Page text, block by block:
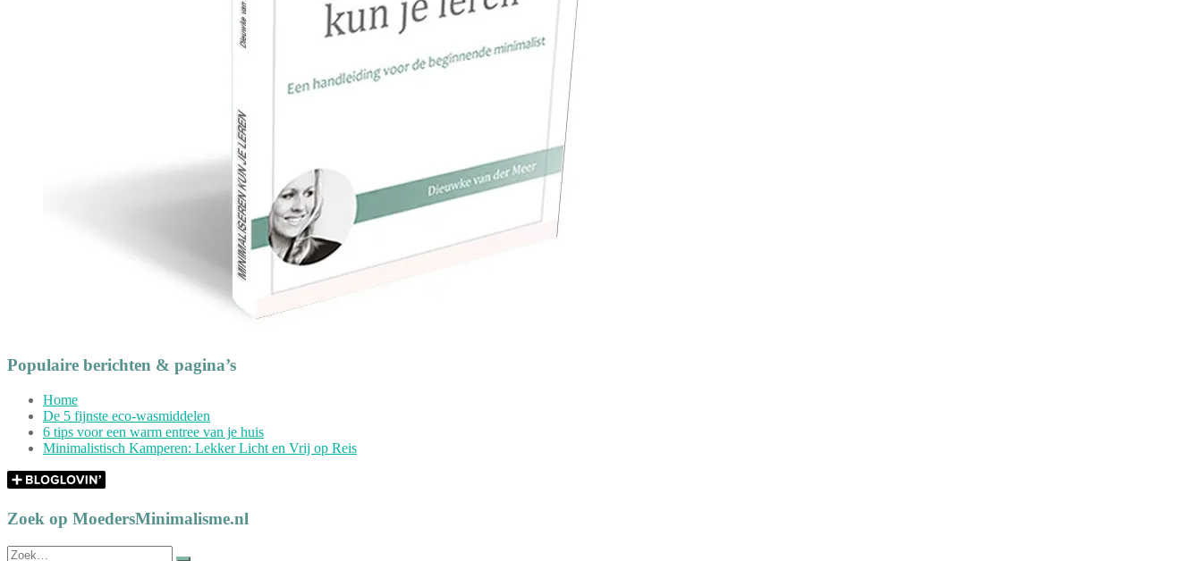
Populaire berichten & pagina’s
Home
De 5 fijnste eco-wasmiddelen
6 tips voor een warm entree van je huis
Minimalistisch Kamperen: Lekker Licht en Vrij op Reis
Zoek op MoedersMinimalisme.nl
Zoek